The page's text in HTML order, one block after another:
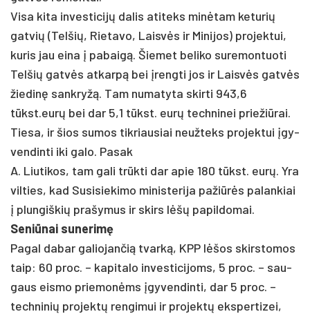
Vi­sa ki­ta in­ves­ti­cijų da­lis ati­teks minė­tam ke­tu­rių
gat­vių (Tel­šių, Rie­ta­vo, Laisvės ir Mi­ni­jos) pro­jek­tui,
ku­ris jau ei­na į pa­baigą. Šie­met be­li­ko su­re­mon­tuo­ti
Tel­šių gatvės at­karpą bei įreng­ti jos ir Laisvės gatvės
žie­dinę san­kryžą. Tam nu­ma­ty­ta skir­ti 943,6
tūkst.eurų bei dar 5,1 tūkst. eurų tech­ni­nei prie­žiū­rai.
Tie­sa, ir šios su­mos tik­riau­siai neuž­teks pro­jek­tui įgy­
ven­din­ti iki ga­lo. Pa­sak
A. Liu­ti­kos, tam ga­li trūkti dar apie 180 tūkst. eurų. Yra
vil­ties, kad Su­si­sie­ki­mo mi­nis­te­ri­ja pa­žiūrės pa­lan­kiai
į plun­giš­kių pra­šy­mus ir skirs lėšų pa­pil­do­mai.
Se­niū­nai su­ne­rimę
Pa­gal da­bar ga­lio­jan­čią tvarką, KPP lėšos skirs­to­mos
taip: 60 pro­c. – ka­pi­ta­lo in­ves­ti­ci­joms, 5 pro­c. – sau­
gaus eis­mo prie­monėms įgy­ven­din­ti, dar 5 pro­c. –
tech­ni­nių pro­jektų ren­gi­mui ir pro­jektų eks­per­ti­zei,